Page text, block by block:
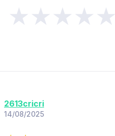
★★★★★
2613cricri
14/08/2025